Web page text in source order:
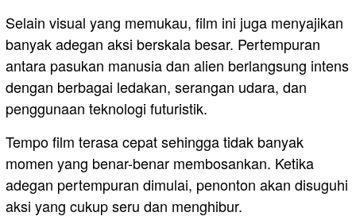
Selain visual yang memukau, film ini juga menyajikan
banyak adegan aksi berskala besar. Pertempuran
antara pasukan manusia dan alien berlangsung intens
dengan berbagai ledakan, serangan udara, dan
penggunaan teknologi futuristik.
Tempo film terasa cepat sehingga tidak banyak
momen yang benar-benar membosankan. Ketika
adegan pertempuran dimulai, penonton akan disuguhi
aksi yang cukup seru dan menghibur.